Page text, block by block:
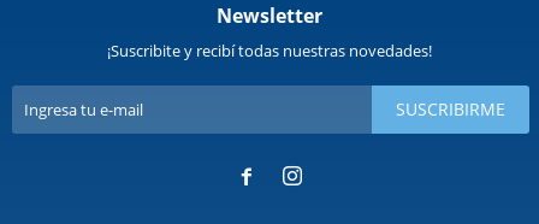
Newsletter
¡Suscribite y recibí todas nuestras novedades!
SUSCRIBIRME
 